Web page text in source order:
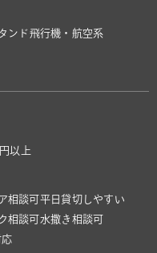
ンド 飛行機・航空系
以上
相談可 平日貸切しやすい
相談可 水撒き相談可
応